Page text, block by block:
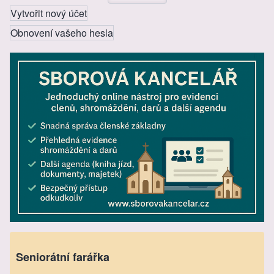
Vytvořit nový účet
Obnovení vašeho hesla
Seniorátní farářka